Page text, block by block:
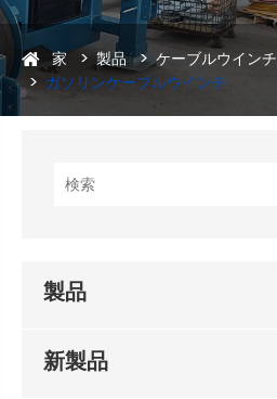
家 製品
ケーブルウインチ
ガソリンケーブルウインチ
製品
新製品